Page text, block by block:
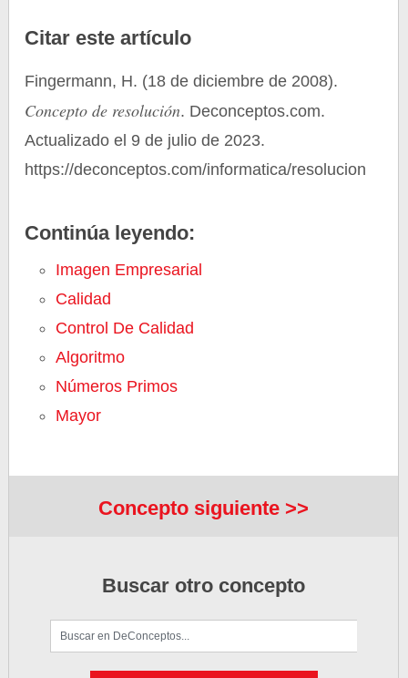
Citar este artículo
Fingermann, H. (18 de diciembre de 2008).
Concepto de resolución. Deconceptos.com.
Actualizado el 9 de julio de 2023.
https://deconceptos.com/informatica/resolucion
Continúa leyendo:
Imagen Empresarial
Calidad
Control De Calidad
Algoritmo
Números Primos
Mayor
Concepto siguiente >>
Buscar otro concepto